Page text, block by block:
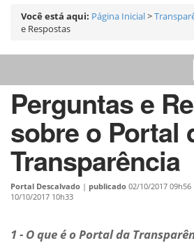
Você está aqui: Página Inicial>
e Respostas
Perguntas e
sobre o Portal
Transparência
Portal Descalvado | publicado 02/10/2017 09h56
10/10/2017 10h33
1 - O que é o Portal da